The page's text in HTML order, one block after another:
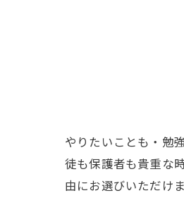
やりたいことも・勉
徒も保護者も貴重な
由にお選びいただけま